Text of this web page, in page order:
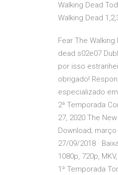
Walking Dead
Walking Dead
Fear The
dead s02e07
por isso
obrigado!
especializado em
2ª Temporada
27, 2020 The
Download;
27/09/2018 ·
1080p, 720p,
1ª Temporada